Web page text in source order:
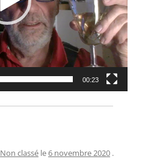
00:23
Non classé le6 novembre 2020 .